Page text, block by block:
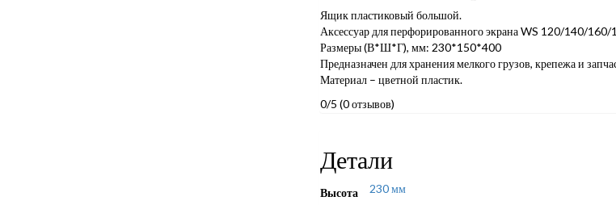
Ящик пластиковый большой.
Аксессуар для перфорированного экрана WS 120/140/
Размеры (В*Ш*Г), мм: 230*150*400
Предназначен для хранения мелкого грузов, крепежа и
Материал – цветной пластик.
0/5 (0 отзывов)
Детали
Высота 230 мм